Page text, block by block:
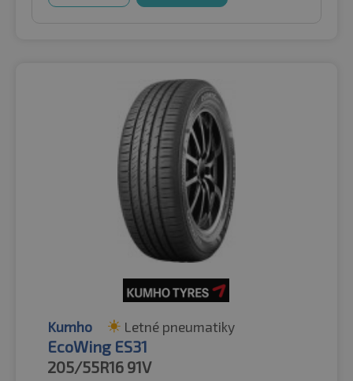
Kumho Letné pneumatiky
EcoWing ES31
205/55R16 91V